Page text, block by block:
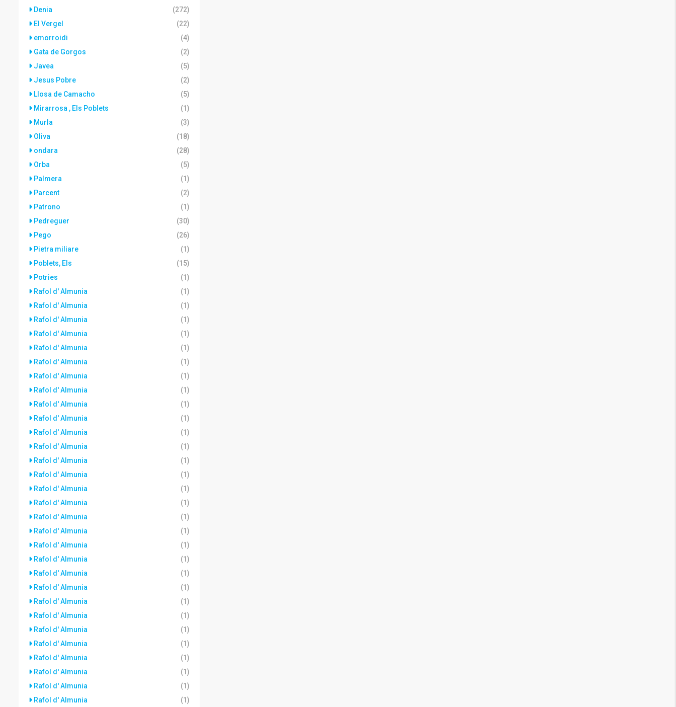
Denia
(272)
El Vergel
(22)
emorroidi
(4)
Gata de Gorgos
(2)
Javea
(5)
Jesus Pobre
(2)
Llosa de Camacho
(5)
Mirarrosa , Els Poblets
(1)
Murla
(3)
Oliva
(18)
ondara
(28)
Orba
(5)
Palmera
(1)
Parcent
(2)
Patrono
(1)
Pedreguer
(30)
Pego
(26)
Pietra miliare
(1)
Poblets, Els
(15)
Potries
(1)
Rafol d' Almunia
(1)
Rafol d' Almunia
(1)
Rafol d' Almunia
(1)
Rafol d' Almunia
(1)
Rafol d' Almunia
(1)
Rafol d' Almunia
(1)
Rafol d' Almunia
(1)
Rafol d' Almunia
(1)
Rafol d' Almunia
(1)
Rafol d' Almunia
(1)
Rafol d' Almunia
(1)
Rafol d' Almunia
(1)
Rafol d' Almunia
(1)
Rafol d' Almunia
(1)
Rafol d' Almunia
(1)
Rafol d' Almunia
(1)
Rafol d' Almunia
(1)
Rafol d' Almunia
(1)
Rafol d' Almunia
(1)
Rafol d' Almunia
(1)
Rafol d' Almunia
(1)
Rafol d' Almunia
(1)
Rafol d' Almunia
(1)
Rafol d' Almunia
(1)
Rafol d' Almunia
(1)
Rafol d' Almunia
(1)
Rafol d' Almunia
(1)
Rafol d' Almunia
(1)
Rafol d' Almunia
(1)
Rafol d' Almunia
(1)